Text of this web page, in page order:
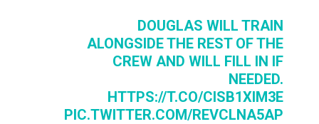
DOUGLAS WILL TRAIN
ALONGSIDE THE REST OF THE
CREW AND WILL FILL IN IF
NEEDED.
HTTPS://T.CO/CISB1XIM3E
PIC.TWITTER.COM/REVCLNA5AP